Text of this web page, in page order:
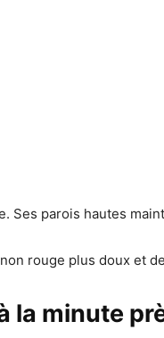
Ses parois hautes
rouge plus doux et
la minute